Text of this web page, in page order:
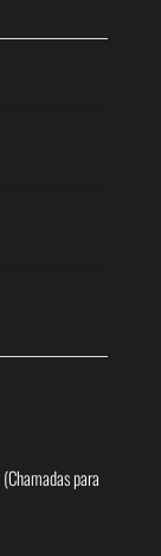
(Chamadas para